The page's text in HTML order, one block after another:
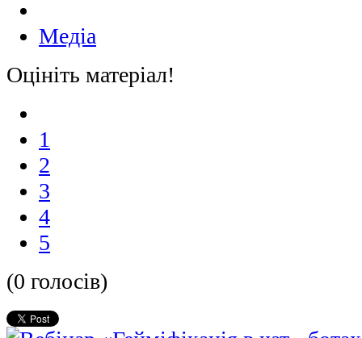
Медіа
Оцініть матеріал!
1
2
3
4
5
(0 голосів)